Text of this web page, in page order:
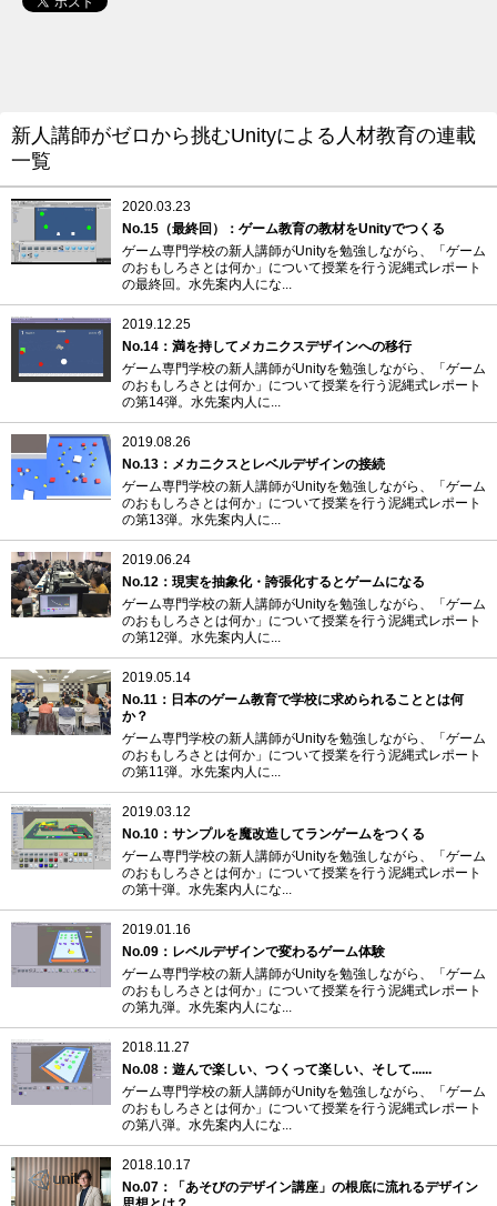
新人講師がゼロから挑むUnityによる人材教育の連載
一覧
2020.03.23
No.15（最終回）：ゲーム教育の教材をUnityでつくる
ゲーム専門学校の新人講師がUnityを勉強しながら、「ゲーム
のおもしろさとは何か」について授業を行う泥縄式レポート
の最終回。水先案内人にな...
2019.12.25
No.14：満を持してメカニクスデザインへの移行
ゲーム専門学校の新人講師がUnityを勉強しながら、「ゲーム
のおもしろさとは何か」について授業を行う泥縄式レポート
の第14弾。水先案内人に...
2019.08.26
No.13：メカニクスとレベルデザインの接続
ゲーム専門学校の新人講師がUnityを勉強しながら、「ゲーム
のおもしろさとは何か」について授業を行う泥縄式レポート
の第13弾。水先案内人に...
2019.06.24
No.12：現実を抽象化・誇張化するとゲームになる
ゲーム専門学校の新人講師がUnityを勉強しながら、「ゲーム
のおもしろさとは何か」について授業を行う泥縄式レポート
の第12弾。水先案内人に...
2019.05.14
No.11：日本のゲーム教育で学校に求められることとは何
か？
ゲーム専門学校の新人講師がUnityを勉強しながら、「ゲーム
のおもしろさとは何か」について授業を行う泥縄式レポート
の第11弾。水先案内人に...
2019.03.12
No.10：サンプルを魔改造してランゲームをつくる
ゲーム専門学校の新人講師がUnityを勉強しながら、「ゲーム
のおもしろさとは何か」について授業を行う泥縄式レポート
の第十弾。水先案内人にな...
2019.01.16
No.09：レベルデザインで変わるゲーム体験
ゲーム専門学校の新人講師がUnityを勉強しながら、「ゲーム
のおもしろさとは何か」について授業を行う泥縄式レポート
の第九弾。水先案内人にな...
2018.11.27
No.08：遊んで楽しい、つくって楽しい、そして......
ゲーム専門学校の新人講師がUnityを勉強しながら、「ゲーム
のおもしろさとは何か」について授業を行う泥縄式レポート
の第八弾。水先案内人にな...
2018.10.17
No.07：「あそびのデザイン講座」の根底に流れるデザイン